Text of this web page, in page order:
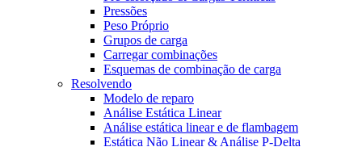
Pressões
Peso Próprio
Grupos de carga
Carregar combinações
Esquemas de combinação de carga
Resolvendo
Modelo de reparo
Análise Estática Linear
Análise estática linear e de flambagem
Estática Não Linear & Análise P-Delta